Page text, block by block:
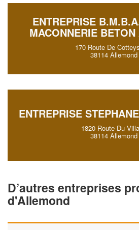
ENTREPRISE
MACONNERIE
170 Route De
38114 Allemond
ENTREPRISE
1820 Route Du
38114 Allemond
D’autres entreprises
d'Allemond